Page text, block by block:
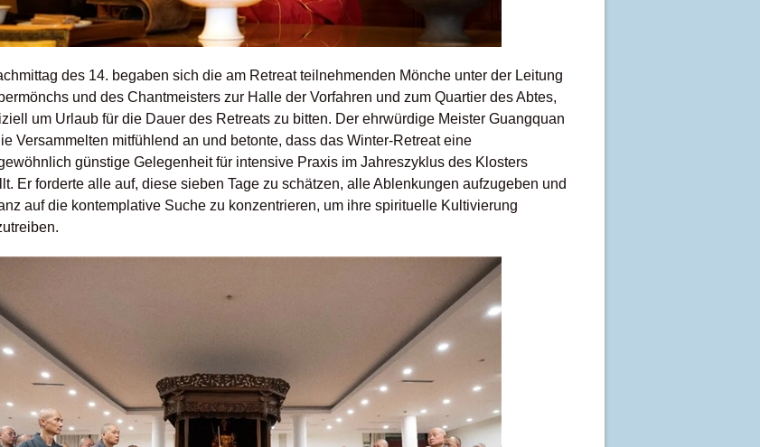
des 14. begaben sich die am Retreat teilnehmenden Mönche unter der Leitung
und des Chantmeisters zur Halle der Vorfahren und zum Quartier des Abtes,
um Urlaub für die Dauer des Retreats zu bitten. Der ehrwürdige Meister Guangquan
Versammelten mitfühlend an und betonte, dass das Winter-Retreat eine
günstige Gelegenheit für intensive Praxis im Jahreszyklus des Klosters
Er forderte alle auf, diese sieben Tage zu schätzen, alle Ablenkungen aufzugeben und
auf die kontemplative Suche zu konzentrieren, um ihre spirituelle Kultivierung